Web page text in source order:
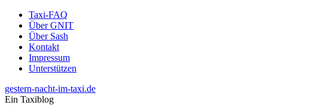
Taxi-FAQ
Über GNIT
Über Sash
Kontakt
Impressum
Unterstützen
gestern-nacht-im-taxi.de
Ein Taxiblog